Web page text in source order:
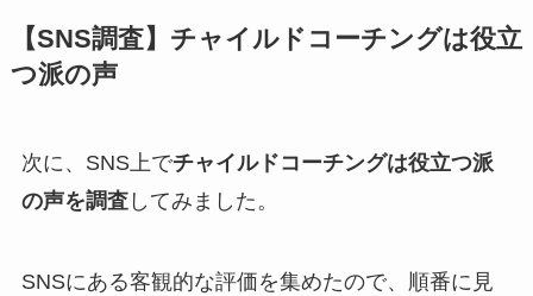
【SNS調査】チャイルドコーチングは役立
つ派の声
次に、SNS上でチャイルドコーチングは役立つ派
の声を調査してみました。
SNSにある客観的な評価を集めたので、順番に見